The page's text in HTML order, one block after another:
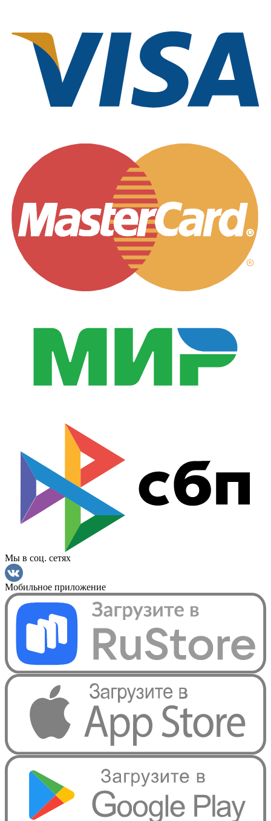
Мы в соц. сетях
Мобильное приложение